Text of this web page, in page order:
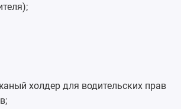
холдер для водительских прав